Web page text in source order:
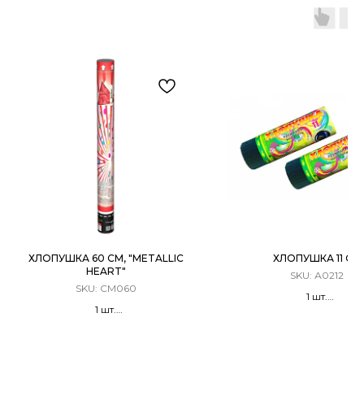
ХЛОПУШКА 60 СМ, "METALLIC
HEART"
SKU: CM060
1 шт.
ХЛОПУШКА 11 СМ
SKU: А0212
1 шт.